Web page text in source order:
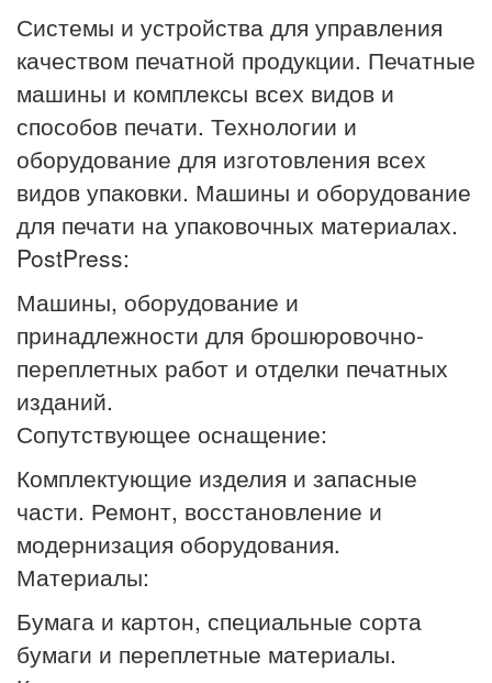
Системы и устройства для управления
качеством печатной продукции. Печатные
машины и комплексы всех видов и
способов печати. Технологии и
оборудование для изготовления всех
видов упаковки. Машины и оборудование
для печати на упаковочных материалах.
PostPress:
Машины, оборудование и
принадлежности для брошюровочно-
переплетных работ и отделки печатных
изданий.
Сопутствующее оснащение:
Комплектующие изделия и запасные
части. Ремонт, восстановление и
модернизация оборудования.
Материалы:
Бумага и картон, специальные сорта
бумаги и переплетные материалы.